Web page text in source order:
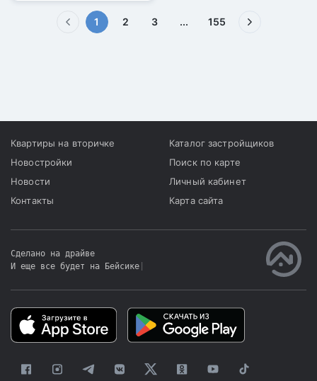
1 (текущая)
2 3 ... 155
Квартиры на вторичке
Новостройки
Новости
Контакты
Каталог застройщиков
Поиск по карте
Личный кабинет
Карта сайта
Сделано на драйве
И еще все будет на Бейсике